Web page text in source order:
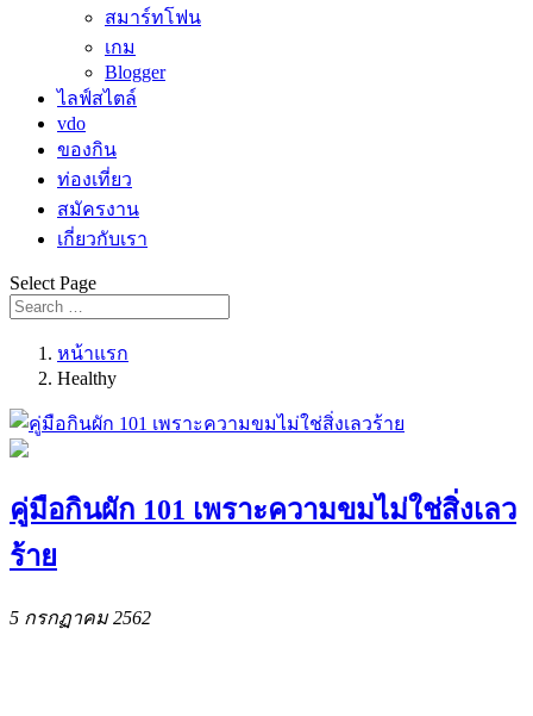
สมาร์ทโฟน
เกม
Blogger
ไลฟ์สไตล์
vdo
ของกิน
ท่องเที่ยว
สมัครงาน
เกี่ยวกับเรา
Select Page
หน้าแรก
Healthy
คู่มือกินผัก 101 เพราะความขมไม่ใช่สิ่งเลว
ร้าย
5 กรกฏาคม 2562